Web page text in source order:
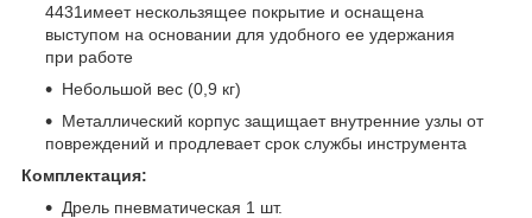
4431имеет нескользящее покрытие и оснащена
выступом на основании для удобного ее удержания
при работе
Небольшой вес (0,9 кг)
Металлический корпус защищает внутренние узлы от
повреждений и продлевает срок службы инструмента
Комплектация:
Дрель пневматическая 1 шт.